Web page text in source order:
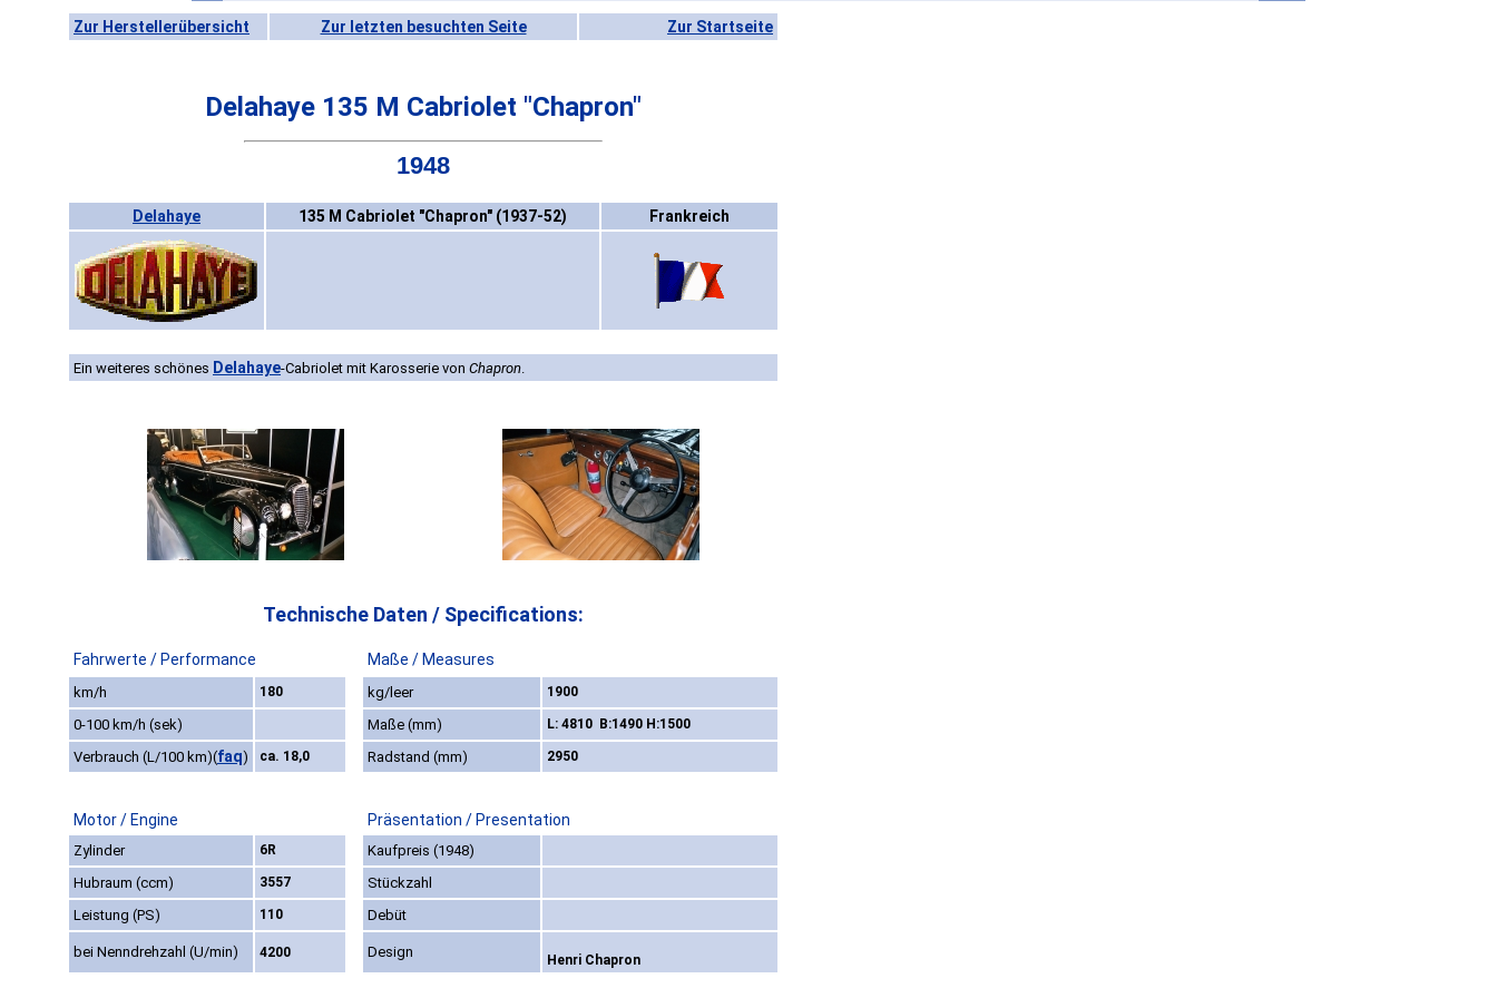
Zur Herstellerübersicht Zur letzten besuchten Seite Zur Startseite
Delahaye 135 M Cabriolet "Chapron"
1948
Delahaye 135 M Cabriolet "Chapron" (1937-52) Frankreich
Ein weiteres schönes Delahaye-Cabriolet mit Karosserie von Chapron.
Technische Daten / Specifications:
Fahrwerte / Performance Maße / Measures
km/h 180 kg/leer 1900
0-100 km/h (sek) Maße (mm) L: 4810 B:1490 H:1500
Verbrauch (L/100 km)(faq) ca. 18,0 Radstand (mm) 2950
Motor / Engine Präsentation / Presentation
Zylinder 6R
Kaufpreis (1948)
Hubraum (ccm)
3557
Stückzahl
Leistung (PS)
110 Debüt
bei Nenndrehzahl (U/min) 4200 Design Henri Chapron